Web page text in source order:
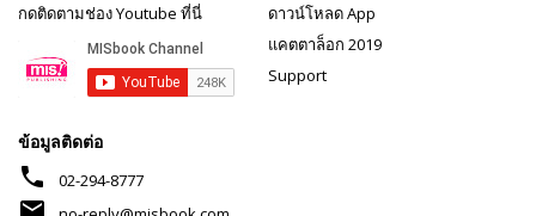
กดติดตามช่อง Youtube ที่นี่
ดาวน์โหลด App
แคตตาล็อก 2019
Support
ข้อมูลติดต่อ
phone 02-294-8777
mail